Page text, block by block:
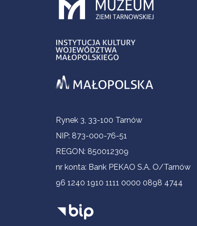
Informacje kontaktowe
Rynek 3, 33-100 Tarnów
NIP: 873-000-76-51
REGON: 850012309
nr konta: Bank PEKAO S.A. O/Tarnów
96 1240 1910 1111 0000 0898 4744